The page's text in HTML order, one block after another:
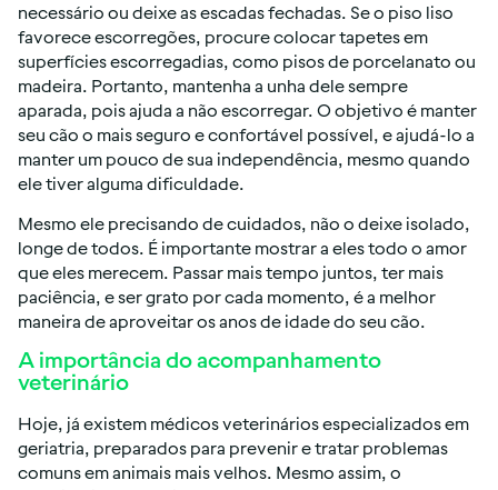
necessário ou deixe as escadas fechadas. Se o piso liso
favorece escorregões, procure colocar tapetes em
superfícies escorregadias, como pisos de porcelanato ou
madeira. Portanto, mantenha a unha dele sempre
aparada, pois ajuda a não escorregar. O objetivo é manter
seu cão o mais seguro e confortável possível, e ajudá-lo a
manter um pouco de sua independência, mesmo quando
ele tiver alguma dificuldade.
Mesmo ele precisando de cuidados, não o deixe isolado,
longe de todos. É importante mostrar a eles todo o amor
que eles merecem. Passar mais tempo juntos, ter mais
paciência, e ser grato por cada momento, é a melhor
maneira de aproveitar os anos de idade do seu cão.
A importância do acompanhamento
veterinário
Hoje, já existem médicos veterinários especializados em
geriatria, preparados para prevenir e tratar problemas
comuns em animais mais velhos. Mesmo assim, o